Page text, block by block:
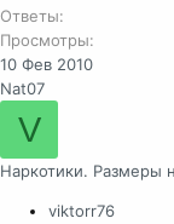
Ответы
Просмотры
10 Фев 2010
Nat07
V
Наркотики. Размеры
viktorr76